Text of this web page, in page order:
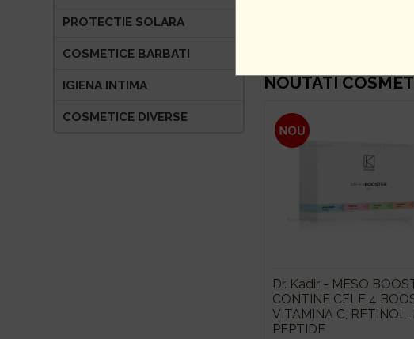
PROTECTIE SOLARA
COSMETICE BARBATI
IGIENA INTIMA
COSMETICE DIVERSE
NOUTATI
Dr. Kadir - MESO
CONTINE CELE 4
VITAMINA C, RETINOL,
PEPTIDE